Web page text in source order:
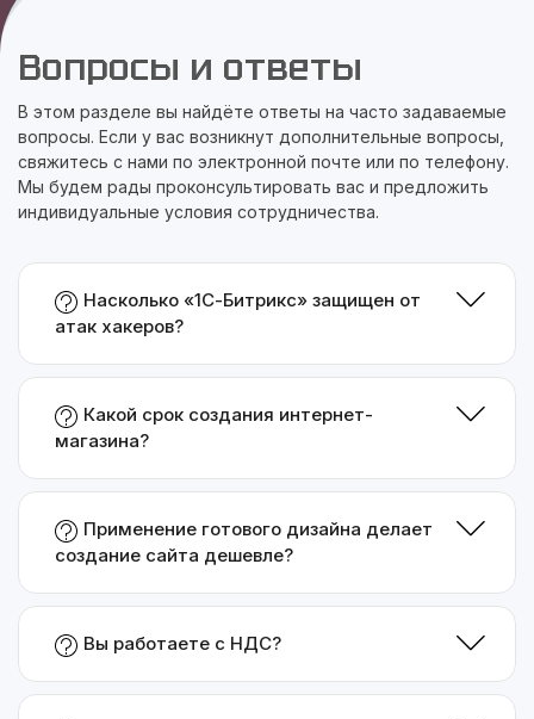
Вопросы и ответы
В этом разделе вы найдёте ответы на часто задаваемые
вопросы. Если у вас возникнут дополнительные вопросы,
свяжитесь с нами по электронной почте или по телефону.
Мы будем рады проконсультировать вас и предложить
индивидуальные условия сотрудничества.
Насколько «1С-Битрикс» защищен от
атак хакеров?
Какой срок создания интернет-
магазина?
Применение готового дизайна делает
создание сайта дешевле?
Вы работаете с НДС?